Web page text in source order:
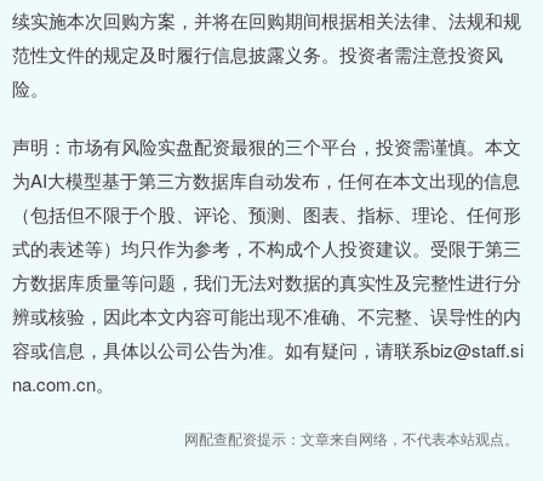
续实施本次回购方案，并将在回购期间根据相关法律、法规和规
范性文件的规定及时履行信息披露义务。投资者需注意投资风
险。
声明：市场有风险实盘配资最狠的三个平台，投资需谨慎。本文
为AI大模型基于第三方数据库自动发布，任何在本文出现的信息
（包括但不限于个股、评论、预测、图表、指标、理论、任何形
式的表述等）均只作为参考，不构成个人投资建议。受限于第三
方数据库质量等问题，我们无法对数据的真实性及完整性进行分
辨或核验，因此本文内容可能出现不准确、不完整、误导性的内
容或信息，具体以公司公告为准。如有疑问，请联系biz@staff.si
na.com.cn。
网配查配资提示：文章来自网络，不代表本站观点。